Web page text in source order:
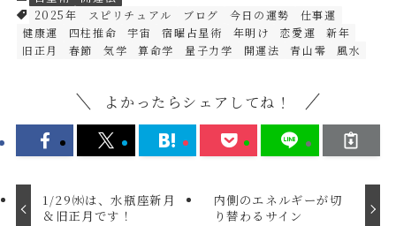
2025年
スピリチュアル ブログ 今日の運勢
仕事運
健康運
四柱推命 宇宙 宿曜占星術 年明け 恋愛運
新年
旧正月
春節 気学 算命学 量子力学 開運法 青山零 風水
よかったらシェアしてね！
1/29㈬は、水瓶座新月
＆旧正月です！
内側のエネルギーが切
り替わるサイン